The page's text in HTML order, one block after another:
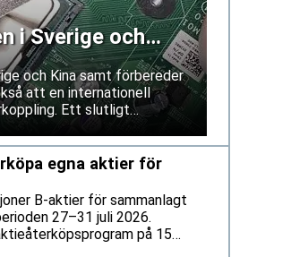
i Sverige och
och Kina samt förbereder
att en internationell
Ett slutligt
egna aktier för
B-aktier för sammanlagt
27–31 juli 2026.
på 15